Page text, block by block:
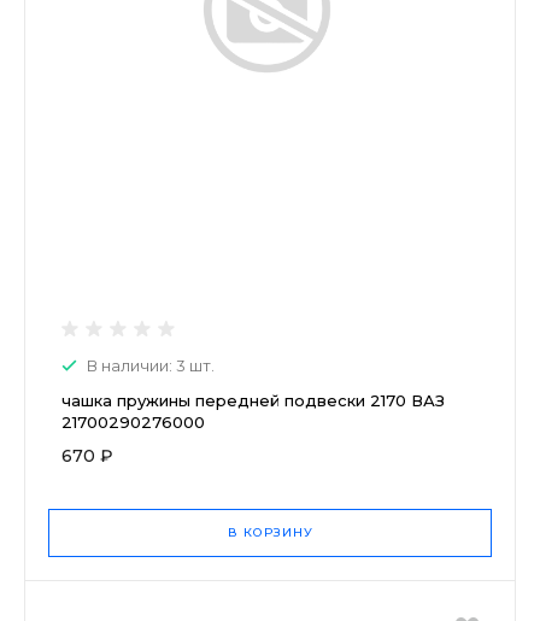
В наличии: 3 шт.
чашка пружины передней подвески 2170 ВАЗ
21700290276000
670 ₽
В КОРЗИНУ